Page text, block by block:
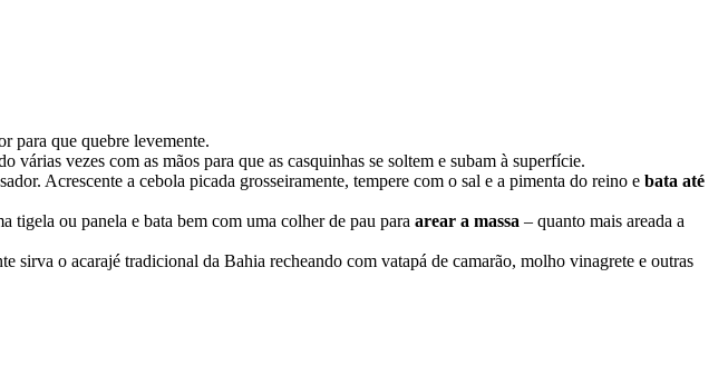
para que quebre levemente.
várias vezes com as mãos para que as casquinhas se soltem e subam à superfície.
Acrescente a cebola picada grosseiramente, tempere com o sal e a pimenta do reino e bata até
tigela ou panela e bata bem com uma colher de pau para arear a massa – quanto mais areada a
sirva o acarajé tradicional da Bahia recheando com vatapá de camarão, molho vinagrete e outras